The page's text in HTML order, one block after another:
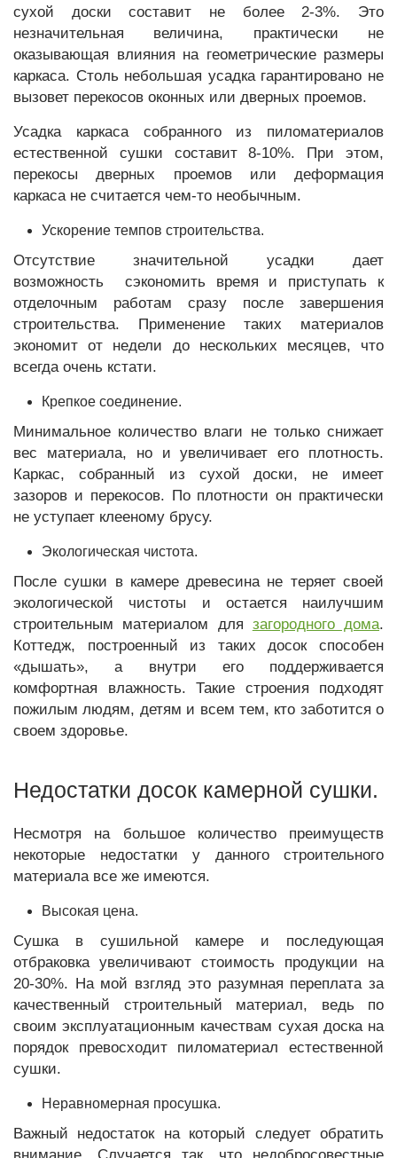
сухой доски составит не более 2-3%. Это
незначительная величина, практически не
оказывающая влияния на геометрические размеры
каркаса. Столь небольшая усадка гарантировано не
вызовет перекосов оконных или дверных проемов.
Усадка каркаса собранного из пиломатериалов
естественной сушки составит 8-10%. При этом,
перекосы дверных проемов или деформация
каркаса не считается чем-то необычным.
Ускорение темпов строительства.
Отсутствие значительной усадки дает
возможность сэкономить время и приступать к
отделочным работам сразу после завершения
строительства. Применение таких материалов
экономит от недели до нескольких месяцев, что
всегда очень кстати.
Крепкое соединение.
Минимальное количество влаги не только снижает
вес материала, но и увеличивает его плотность.
Каркас, собранный из сухой доски, не имеет
зазоров и перекосов. По плотности он практически
не уступает клееному брусу.
Экологическая чистота.
После сушки в камере древесина не теряет своей
экологической чистоты и остается наилучшим
строительным материалом для загородного дома.
Коттедж, построенный из таких досок способен
«дышать», а внутри его поддерживается
комфортная влажность. Такие строения подходят
пожилым людям, детям и всем тем, кто заботится о
своем здоровье.
Недостатки досок камерной сушки.
Несмотря на большое количество преимуществ
некоторые недостатки у данного строительного
материала все же имеются.
Высокая цена.
Сушка в сушильной камере и последующая
отбраковка увеличивают стоимость продукции на
20-30%. На мой взгляд это разумная переплата за
качественный строительный материал, ведь по
своим эксплуатационным качествам сухая доска на
порядок превосходит пиломатериал естественной
сушки.
Неравномерная просушка.
Важный недостаток на который следует обратить